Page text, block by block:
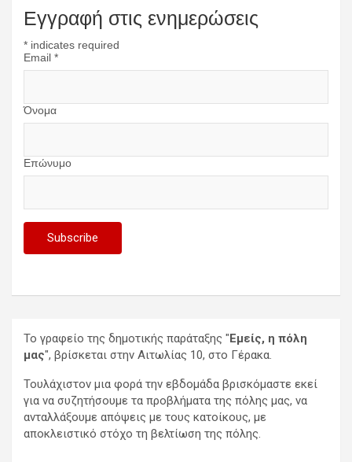
Εγγραφή στις ενημερώσεις
* indicates required
Email *
Όνομα
Επώνυμο
Το γραφείο της δημοτικής παράταξης " Εμείς, η πόλη
μας", βρίσκεται στην Αιτωλίας 10, στο Γέρακα.
Τουλάχιστον μια φορά την εβδομάδα βρισκόμαστε εκεί
για να συζητήσουμε τα προβλήματα της πόλης μας, να
ανταλλάξουμε απόψεις με τους κατοίκους, με
αποκλειστικό στόχο τη βελτίωση της πόλης.